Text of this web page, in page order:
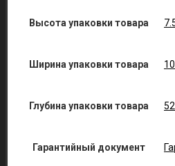
Высота упаковки товара
Ширина упаковки товара
Глубина упаковки товара
Гарантийный документ